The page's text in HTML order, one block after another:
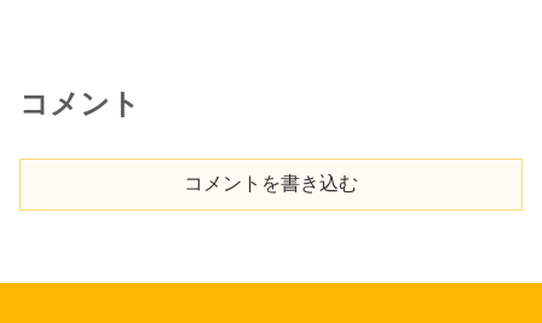
コメント
コメントを書き込む